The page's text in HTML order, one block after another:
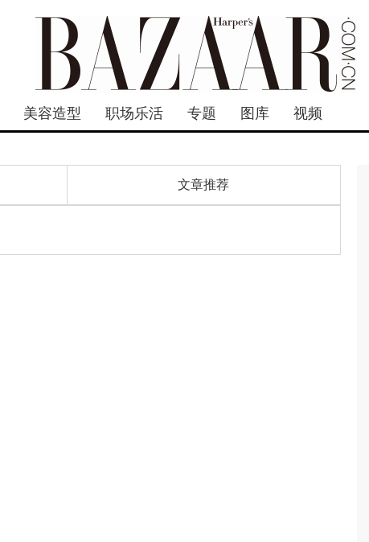
美容造型 职场乐活 专题 图库 视频
文章推荐